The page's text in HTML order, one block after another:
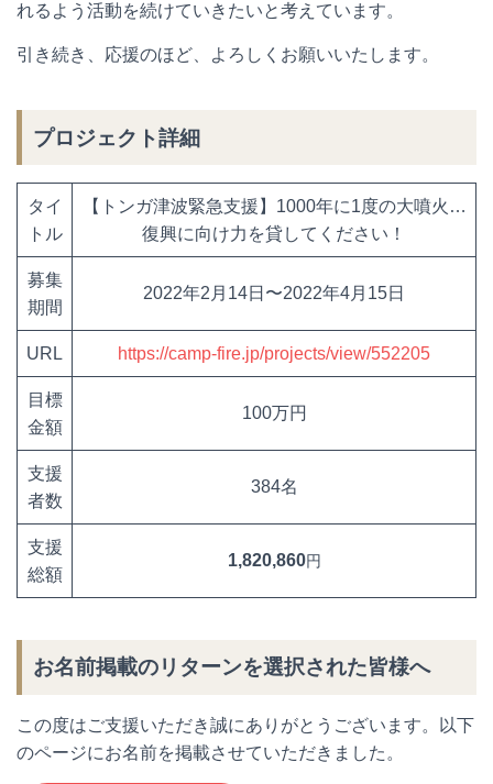
れるよう活動を続けていきたいと考えています。
引き続き、応援のほど、よろしくお願いいたします。
プロジェクト詳細
タイ
トル
【トンガ津波緊急支援】1000年に1度の大噴火…
復興に向け力を貸してください！
募集
期間
2022年2月14日〜2022年4月15日
URL https://camp-fire.jp/projects/view/552205
目標
金額
100万円
支援
者数
384名
支援
総額
1,820,860円
お名前掲載のリターンを選択された皆様へ
この度はご支援いただき誠にありがとうございます。以下
のページにお名前を掲載させていただきました。